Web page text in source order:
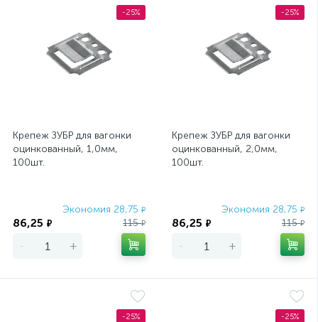
-25%
Крепеж ЗУБР для вагонки
оцинкованный, 1,0мм,
100шт.
Экономия 28,75 ₽
86,25 ₽ 115₽
- +
-25%
Крепеж ЗУБР для вагонки
оцинкованный, 2,0мм,
100шт.
Экономия 28,75 ₽
86,25 ₽ 115₽
- +
-25% -25%